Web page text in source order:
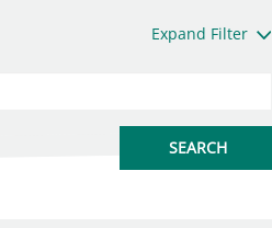
Expand Filter